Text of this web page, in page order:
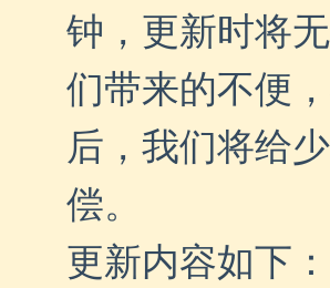
钟，更新时将
们带来的不便
后，我们将给
偿。
更新内容如下：